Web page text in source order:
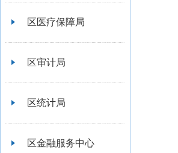
区医疗保障局
区审计局
区统计局
区金融服务中心